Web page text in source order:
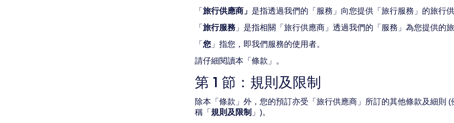
「旅行供應商」 是指透過我們的「服務」向您提供「旅行服務」的旅行
「旅行服務 」是指相關「旅行供應商」透過我們的「服務」為您提供的
「您 」指您，即我們服務的使用者。
請仔細閱讀本「條款」。
第 1 節：規則及限制
除本「條款」外，您的預訂亦受「旅行供應商」所訂的其他條款及細則
稱「規則及限制 」)。